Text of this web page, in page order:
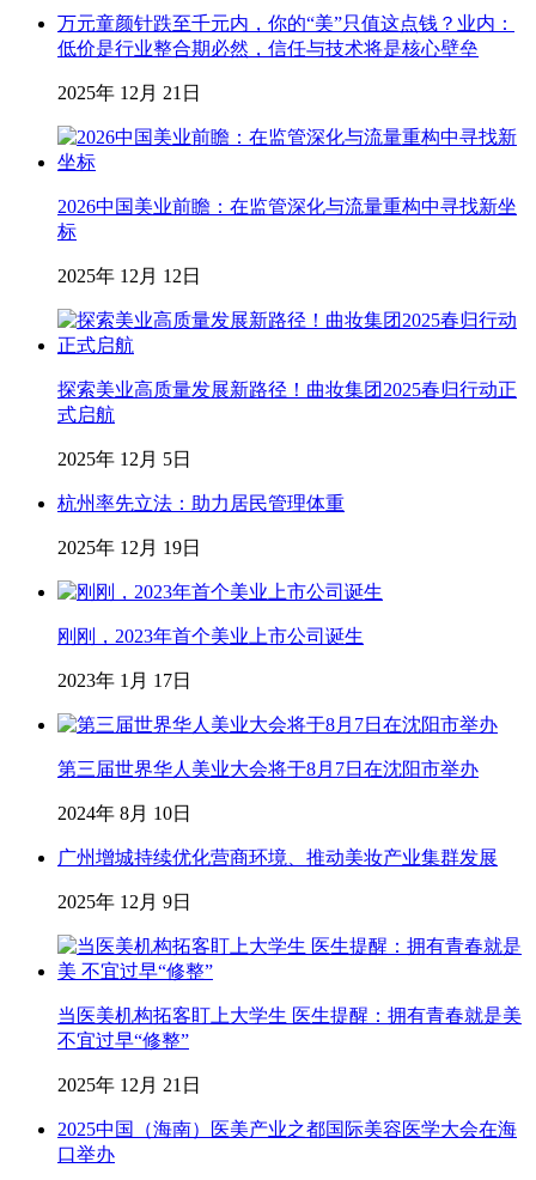
万元童颜针跌至千元内，你的“美”只值这点钱？业内：
低价是行业整合期必然，信任与技术将是核心壁垒
2025年 12月 21日
2026中国美业前瞻：在监管深化与流量重构中寻找新坐
标
2025年 12月 12日
探索美业高质量发展新路径！曲妆集团2025春归行动正
式启航
2025年 12月 5日
杭州率先立法：助力居民管理体重
2025年 12月 19日
刚刚，2023年首个美业上市公司诞生
2023年 1月 17日
第三届世界华人美业大会将于8月7日在沈阳市举办
2024年 8月 10日
广州增城持续优化营商环境、推动美妆产业集群发展
2025年 12月 9日
当医美机构拓客盯上大学生 医生提醒：拥有青春就是美
不宜过早“修整”
2025年 12月 21日
2025中国（海南）医美产业之都国际美容医学大会在海
口举办